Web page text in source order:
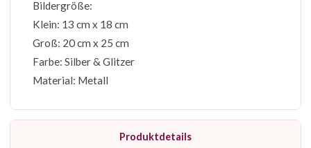
Bildergröße:
Klein: 13 cm x 18 cm
Groß: 20 cm x 25 cm
Farbe: Silber & Glitzer
Material: Metall
Produktdetails